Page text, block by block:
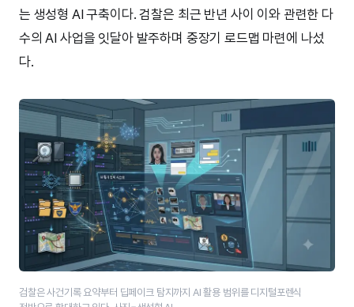
는 생성형 AI 구축이다. 검찰은 최근 반년 사이 이와 관련한 다
수의 AI 사업을 잇달아 발주하며 중장기 로드맵 마련에 나섰
다.
검찰은 사건기록 요약부터 딥페이크 탐지까지 AI 활용 범위를 디지털포렌식